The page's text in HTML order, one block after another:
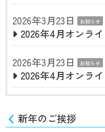
2026年3月23日
お知らせ
2026年4月オンラ
2026年3月23日
お知らせ
2026年4月オンラ
新年のご挨拶